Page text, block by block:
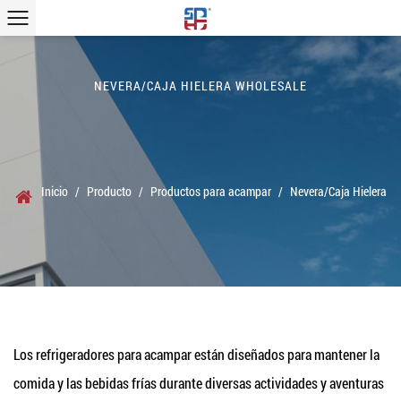
NEVERA/CAJA HIELERA WHOLESALE
Inicio / Producto / Productos para acampar / Nevera/Caja Hielera
Los refrigeradores para acampar están diseñados para mantener la
comida y las bebidas frías durante diversas actividades y aventuras